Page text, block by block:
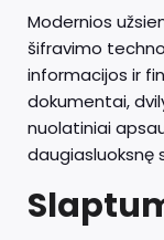
Modernios
šifravimo
informacijos ir
dokumentai,
nuolatiniai
daugiasluoksnę